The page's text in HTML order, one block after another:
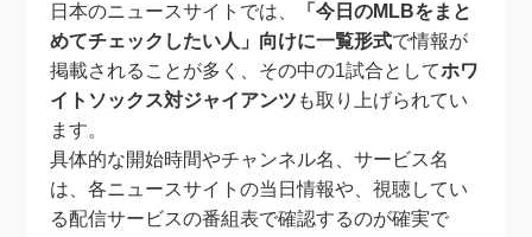
日本のニュースサイトでは、
「今日のMLBをまと
めてチェックしたい人」向けに一覧形式で情報が
掲載されることが多く、その中の1試合としてホワ
イトソックス対ジャイアンツ も取り上げられてい
ます。
具体的な開始時間やチャンネル名、サービス名
は、各ニュースサイトの当日情報や、視聴してい
る配信サービスの番組表で確認するのが確実で